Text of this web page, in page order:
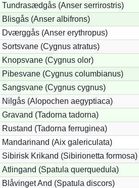
Tundrasædgås (Anser serrirostris)
Blisgås (Anser albifrons)
Dværggås (Anser erythropus)
Sortsvane (Cygnus atratus)
Knopsvane (Cygnus olor)
Pibesvane (Cygnus columbianus)
Sangsvane (Cygnus cygnus)
Nilgås (Alopochen aegyptiaca)
Gravand (Tadorna tadorna)
Rustand (Tadorna ferruginea)
Mandarinand (Aix galericulata)
Sibirisk Krikand (Sibirionetta formosa)
Atlingand (Spatula querquedula)
Blåvinget And (Spatula discors)